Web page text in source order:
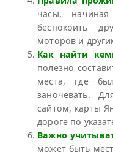
часы,
беспокоить
моторов и
Как найти
полезно
места, где
заночевать.
сайтом, карты
дороге по
Важно
может быть